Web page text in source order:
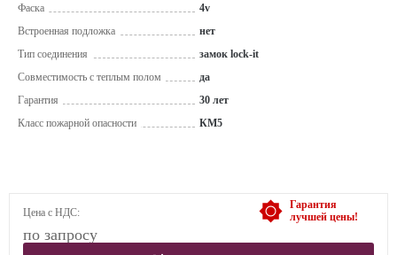
Фаска
4v
Встроенная подложка
нет
Тип соединения
замок lock-it
Совместимость с теплым полом
да
Гарантия
30 лет
Класс пожарной опасности
КМ5
Гарантия
лучшей цены!
Цена с НДС:
по запросу